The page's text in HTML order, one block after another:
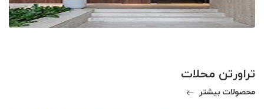
تراورتن محلات
محصولات بیشتر